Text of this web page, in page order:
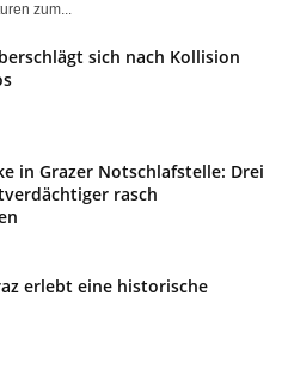
zum...
sich nach Kollision
in Grazer Notschlafstelle: Drei
rasch
erlebt eine historische